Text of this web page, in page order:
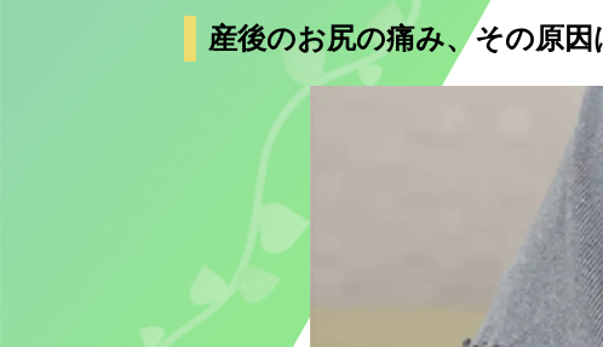
産後のお尻の痛み、その原